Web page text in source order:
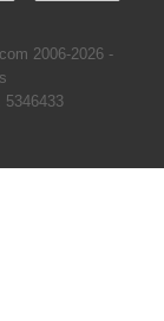
2006-2026 -
5346433